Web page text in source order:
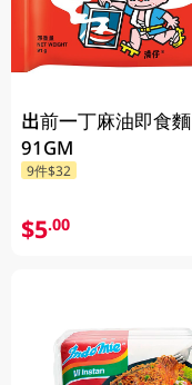
出前一丁麻油即食麵
91GM
9件$32
$5.00